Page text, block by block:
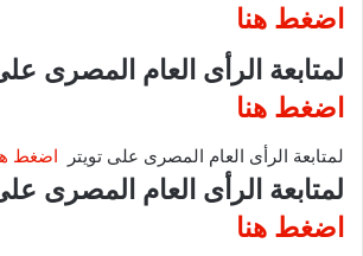
اضغط هنا
لمتابعة الرأى العام المصرى
اضغط هنا
لمتابعة الرأى العام المصرى على تويتر اضغط
لمتابعة الرأى العام المصرى
اضغط هنا